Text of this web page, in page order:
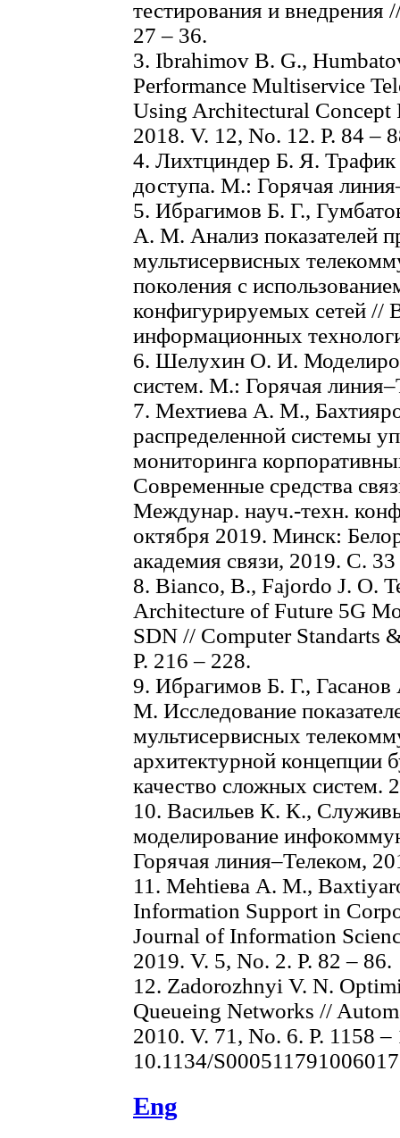
тестирования и
27 – 36.
3. Ibrаhimov B. G.,
Performance Multiservice
Using Architectural Concept
2018. V. 12, No. 12. Р. 84 –
4. Лихтциндер Б. Я. Трафик
доступа. М.: Горячая
5. Ибрагимов Б. Г.,
А. М. Анализ показателей
мультисервисных
поколения с
конфигурируемых сетей //
информационных
6. Шелухин О. И.
систем. М.: Горячая
7. Мехтиева А. М.,
распределенной системы
мониторинга
Современные средства
Междунар. науч.-техн.
октября 2019. Минск:
академия связи, 2019. С.
8. Bianco, B., Fajordo J. O.
Architecture of Future 5G
SDN // Computer Standarts
Р. 216 – 228.
9. Ибрагимов Б. Г.,
М. Исследование
мультисервисных
архитектурной концепции
качество сложных
10. Васильев К. К.,
моделирование
Горячая линия–Телеком,
11. Меhtiева А. М.,
Information Support in
Journal of Information
2019. V. 5, No. 2. P. 82 – 86.
12. Zadorozhnyi V. N.
Queueing Networks //
2010. V. 71, No. 6. P. 1158
10.1134/
Eng